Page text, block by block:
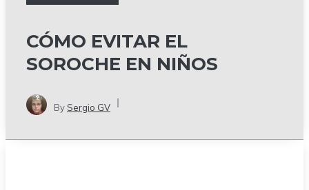
CÓMO EVITAR EL
SOROCHE EN NIÑOS
By Sergio GV